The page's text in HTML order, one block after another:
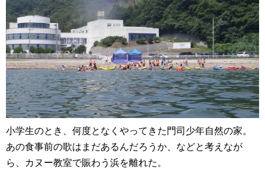
小学生のとき、何度となくやってきた門司少年自然の家。
あの食事前の歌はまだあるんだろうか、などと考えなが
ら、カヌー教室で賑わう浜を離れた。